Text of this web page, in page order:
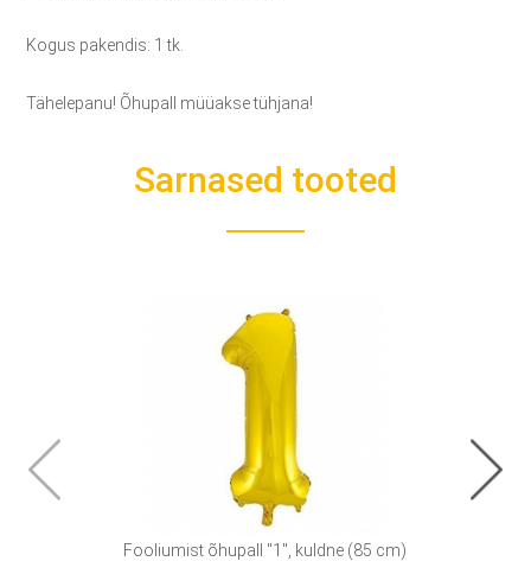
Kogus pakendis: 1 tk.
Tähelepanu! Õhupall müüakse tühjana!
Sarnased tooted
Fooliumist õhupall "1", kuldne (85 cm)